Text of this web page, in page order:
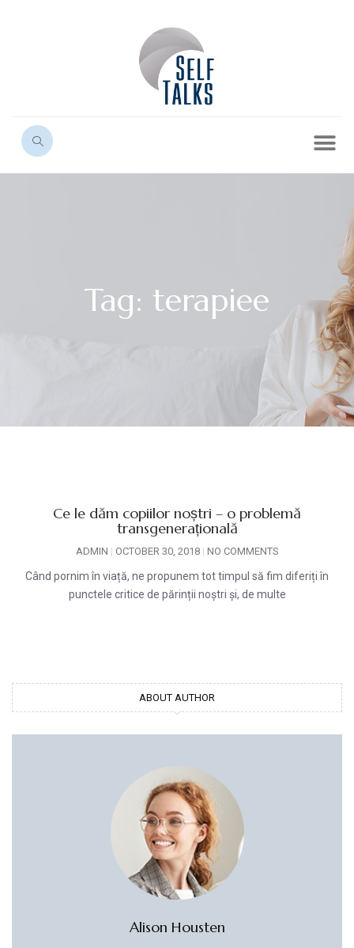
Tag: terapiee
Ce le dăm copiilor noștri – o problemă
transgenerațională
ADMIN OCTOBER 30, 2018 NO COMMENTS
Când pornim în viață, ne propunem tot timpul să fim diferiți în
punctele critice de părinții noștri și, de multe
ABOUT AUTHOR
Alison Housten